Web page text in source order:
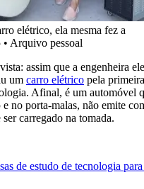
elétrico, ela mesma fez a
• Arquivo pessoal
assim que a engenheira
um carro elétrico pela
Afinal, é um automóvel
no porta-malas, não emite
carregado na tomada.
de estudo de tecnologia